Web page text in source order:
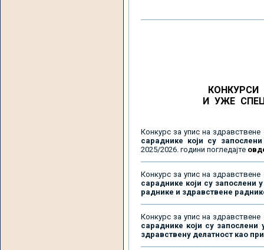
КОНКУРСИ
И УЖЕ
Конкурс за упис на здравствене
сараднике који су
2025/2026. години погледајте
Конкурс за упис на здравствене
сараднике који су запослени
раднике и здравствене
Конкурс за упис на здравствене
сараднике који су
здравствену делатност као